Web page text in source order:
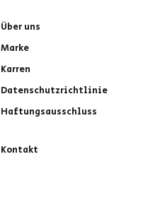
Über uns
Marke
Karren
Datenschutzrichtlinie
Haftungsausschluss
Kontakt